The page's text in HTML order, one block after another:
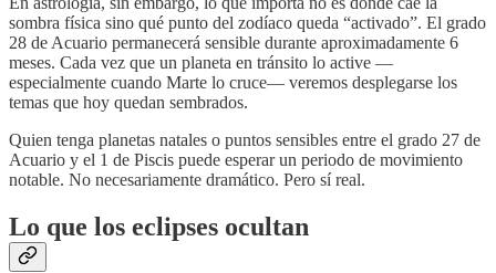
sombra física sino qué punto del zodíaco queda “activado”. El grado
28 de Acuario permanecerá sensible durante aproximadamente 6
meses. Cada vez que un planeta en tránsito lo active —
especialmente cuando Marte lo cruce— veremos desplegarse los
temas que hoy quedan sembrados.
Quien tenga planetas natales o puntos sensibles entre el grado 27 de
Acuario y el 1 de Piscis puede esperar un periodo de movimiento
notable. No necesariamente dramático. Pero sí real.
Lo que los eclipses ocultan